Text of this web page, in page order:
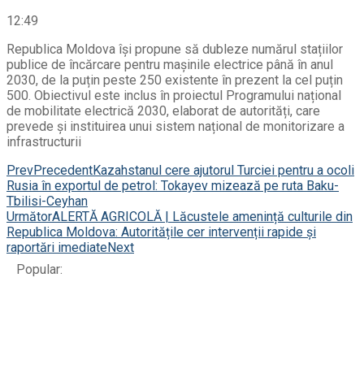
12:49
Republica Moldova își propune să dubleze numărul stațiilor
publice de încărcare pentru mașinile electrice până în anul
2030, de la puțin peste 250 existente în prezent la cel puțin
500. Obiectivul este inclus în proiectul Programului național
de mobilitate electrică 2030, elaborat de autorități, care
prevede și instituirea unui sistem național de monitorizare a
infrastructurii
PrevPrecedentKazahstanul cere ajutorul Turciei pentru a ocoli
Rusia în exportul de petrol: Tokayev mizează pe ruta Baku-
Tbilisi-Ceyhan
UrmătorALERTĂ AGRICOLĂ | Lăcustele amenință culturile din
Republica Moldova: Autoritățile cer intervenții rapide și
raportări imediateNext
Popular: